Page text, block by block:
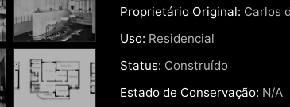
Proprietário Original: Carlos
Uso: Residencial
Status: Construído
Estado de Conservação: N/A